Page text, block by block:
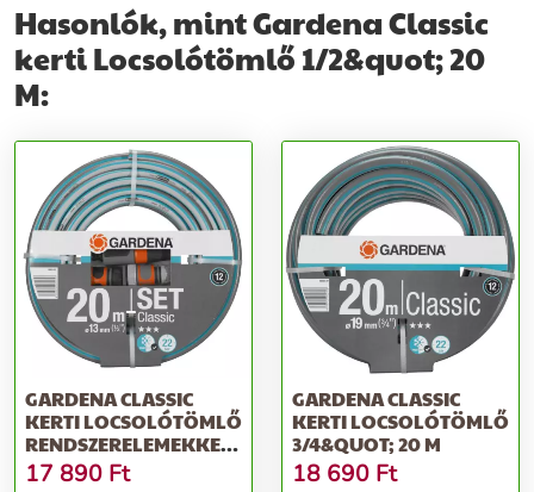
Hasonlók, mint Gardena Classic
kerti Locsolótömlő 1/2&quot; 20
M:
GARDENA CLASSIC
KERTI LOCSOLÓTÖMLŐ
RENDSZERELEMEKKEL
1/2&QUOT; 20 M
17 890 Ft
GARDENA CLASSIC
KERTI LOCSOLÓTÖMLŐ
3/4&QUOT; 20 M
18 690 Ft